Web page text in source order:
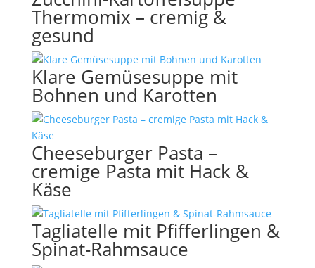
Thermomix – cremig &
gesund
Klare Gemüsesuppe mit
Bohnen und Karotten
Cheeseburger Pasta –
cremige Pasta mit Hack &
Käse
Tagliatelle mit Pfifferlingen &
Spinat-Rahmsauce